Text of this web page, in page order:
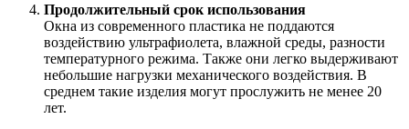
Продолжительный срок использования
Окна из современного пластика не поддаются
воздействию ультрафиолета, влажной среды, разности
температурного режима. Также они легко выдерживают
небольшие нагрузки механического воздействия. В
среднем такие изделия могут прослужить не менее 20
лет.